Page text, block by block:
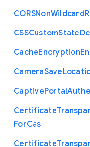
CORSNonWildcard
CSSCustomState
CacheEncryption
CameraSave
CaptivePortal
Certificate
ForCas
Certificate